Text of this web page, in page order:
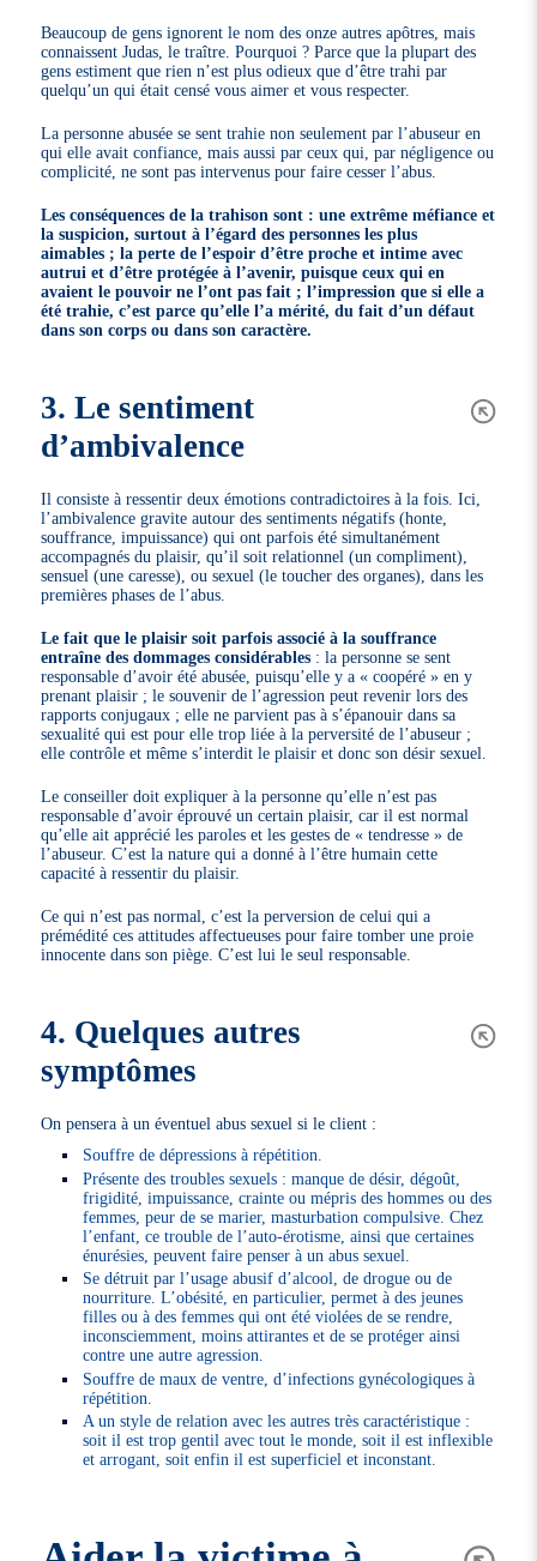
Beaucoup de gens ignorent le nom des onze autres apôtres, mais
connaissent Judas, le traître. Pourquoi ? Parce que la plupart des
gens estiment que rien n’est plus odieux que d’être trahi par
quelqu’un qui était censé vous aimer et vous respecter.
La personne abusée se sent trahie non seulement par l’abuseur en
qui elle avait confiance, mais aussi par ceux qui, par négligence ou
complicité, ne sont pas intervenus pour faire cesser l’abus.
Les conséquences de la trahison sont : une extrême méfiance et
la suspicion, surtout à l’égard des personnes les plus
aimables ; la perte de l’espoir d’être proche et intime avec
autrui et d’être protégée à l’avenir, puisque ceux qui en
avaient le pouvoir ne l’ont pas fait ; l’impression que si elle a
été trahie, c’est parce qu’elle l’a mérité, du fait d’un défaut
dans son corps ou dans son caractère.
3. Le sentiment
d’ambivalence
Il consiste à ressentir deux émotions contradictoires à la fois. Ici,
l’ambivalence gravite autour des sentiments négatifs (honte,
souffrance, impuissance) qui ont parfois été simultanément
accompagnés du plaisir, qu’il soit relationnel (un compliment),
sensuel (une caresse), ou sexuel (le toucher des organes), dans les
premières phases de l’abus.
Le fait que le plaisir soit parfois associé à la souffrance
entraîne des dommages considérables : la personne se sent
responsable d’avoir été abusée, puisqu’elle y a « coopéré » en y
prenant plaisir ; le souvenir de l’agression peut revenir lors des
rapports conjugaux ; elle ne parvient pas à s’épanouir dans sa
sexualité qui est pour elle trop liée à la perversité de l’abuseur ;
elle contrôle et même s’interdit le plaisir et donc son désir sexuel.
Le conseiller doit expliquer à la personne qu’elle n’est pas
responsable d’avoir éprouvé un certain plaisir, car il est normal
qu’elle ait apprécié les paroles et les gestes de « tendresse » de
l’abuseur. C’est la nature qui a donné à l’être humain cette
capacité à ressentir du plaisir.
Ce qui n’est pas normal, c’est la perversion de celui qui a
prémédité ces attitudes affectueuses pour faire tomber une proie
innocente dans son piège. C’est lui le seul responsable.
4. Quelques autres
symptômes
On pensera à un éventuel abus sexuel si le client :
Souffre de dépressions à répétition.
Présente des troubles sexuels : manque de désir, dégoût,
frigidité, impuissance, crainte ou mépris des hommes ou des
femmes, peur de se marier, masturbation compulsive. Chez
l’enfant, ce trouble de l’auto-érotisme, ainsi que certaines
énurésies, peuvent faire penser à un abus sexuel.
Se détruit par l’usage abusif d’alcool, de drogue ou de
nourriture. L’obésité, en particulier, permet à des jeunes
filles ou à des femmes qui ont été violées de se rendre,
inconsciemment, moins attirantes et de se protéger ainsi
contre une autre agression.
Souffre de maux de ventre, d’infections gynécologiques à
répétition.
A un style de relation avec les autres très caractéristique :
soit il est trop gentil avec tout le monde, soit il est inflexible
et arrogant, soit enfin il est superficiel et inconstant.